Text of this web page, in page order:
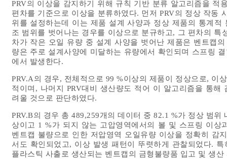
PRV의 이상을 감지하기 위해 규칙 기반 분류 알고리즘을 적
편차를 기준으로 이상을 분류하였다. 먼저 PRV의 정상 작동
위를 설정하는데 이는 제품 설계 사양과 정상 제품의 통계
조 범위를 벗어나는 경우를 이상으로 분규하고, 그 편차의
차가 작은 오일 유량 중 설계 사양을 벗어난 제품은 벤트캡
량은 주로 설계사양에 미달하는 유량에서 확인되며 스프링
에서 발생한다.
PRV.A의 경우, 전체적으로 99 %이상의 제품이 정상으로, 이
적이며, 나머지 PRV대비 생산량도 적어 이 알고리즘을 통
려울 것으로 판단하였다.
PRV.B의 경우 총 489,259개의 데이터 중 82.1 %가 정상 범
상이고 1 %가 되지 않는 고압영역에서의 볼 및 스프링 이상
벤트캡 불량으로 인한 저압영역 오일유량 이상을 정확히 감
서도 확인되었고, 이상 발생 패턴이 뚜렷하게 관찰되었다.
플라스틱 사출로 생산되는 벤트캡의 금형불량품 입고 및 생산